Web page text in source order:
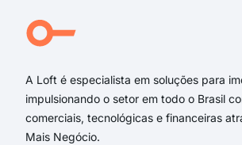
A Loft é especialista em soluções para
impulsionando o setor em todo o Brasil
comerciais, tecnológicas e financeiras
Mais Negócio.